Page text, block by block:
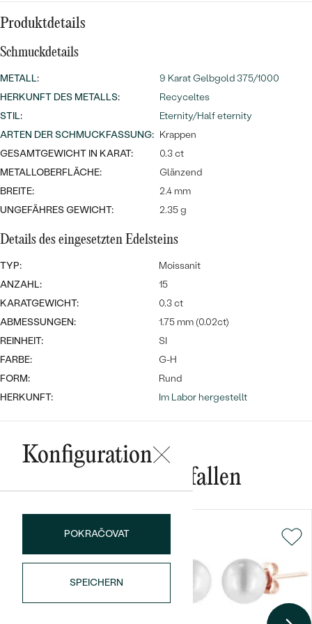
Wave Kollektion
ANSEHEN
NACH DER FORM
MASSGEFERTIGTER
Bestseller
Ohrrinnge
ANSEHEN
Personalisierte
Halsketten
Meistverkaufte
Ringe
ANSEHEN
Produktdetails
Schmuckdetails
METALL:
9 Karat Gelbgold 375/1000
HERKUNFT DES METALLS:
Recyceltes
STIL:
Eternity/Half eternity
ARTEN DER SCHMUCKFASSUNG: Krappen
GESAMTGEWICHT IN KARAT:
0.3 ct
METALLOBERFLÄCHE:
Glänzend
BREITE:
2.4 mm
UNGEFÄHRES GEWICHT:
2.35 g
Details des eingesetzten Edelsteins
TYP:
Moissanit
ANZAHL:
15
KARATGEWICHT:
0.3 ct
ABMESSUNGEN:
1.75 mm (0.02ct)
REINHEIT:
SI
FARBE:
G-H
FORM:
Rund
HERKUNFT:
Im Labor hergestellt
Konfiguration
POKRAČOVAT
SPEICHERN
Das könnte Ihnen gefallen